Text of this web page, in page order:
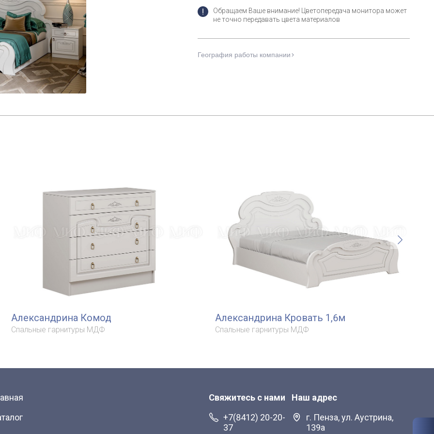
Обращаем Ваше внимание! Цветопередача монитора может
не точно передавать цвета материалов
География работы компании
Александрина Комод
Спальные гарнитуры МДФ
Александрина Кровать 1,6м
Спальные гарнитуры МДФ
Свяжитесь с нами
+7(8412) 20-20-
37
Наш адрес
г. Пенза, ул. Аустрина,
139а